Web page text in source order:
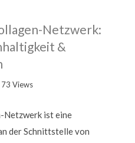
Netzwerk:
&
73 Views
Netzwerk ist eine
der Schnittstelle von